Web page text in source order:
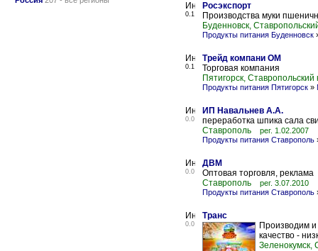
0.1
Росэкспорт
Производства муки
Буденновск,
Продукты питания Буденновск
0.1
Трейд компани ОМ
Торговая компания
Пятигорск, Ставропольский
Продукты питания Пятигорск »
0.0
ИП Навальнев А.А.
переработка шпика сала
Ставрополь
рег. 1.02.2007
Продукты питания Ставрополь
0.0
ДВМ
Оптовая торговля, реклама
Ставрополь
рег. 3.07.2010
Продукты питания Ставрополь
0.0
Транс
Производим
качество -
Зеленокумск,